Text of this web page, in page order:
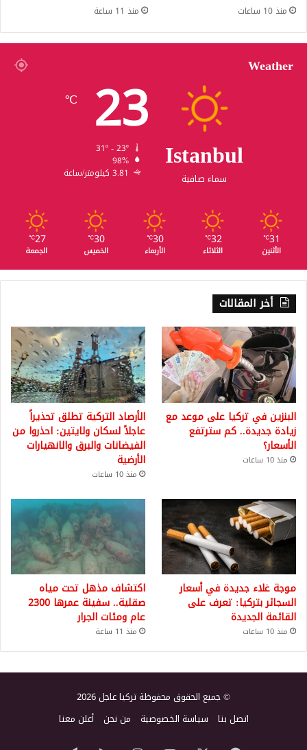
منذ 10 ساعات منذ 11 ساعة
Weather
Istanbul
سماء صافية
23
℃
98%
3.81 كيلومتر/ساعة
31
℃
الأثنين
32
℃
الثلاثاء
30
℃
الأربعاء
30
℃
الخميس
27
℃
الجمعة
أخر المقالات
البنزين في تركيا على موعد مع
زيادة جديدة.. كم سترتفع
الأسعار؟
منذ 10 ساعات
الأرصاد التركية تطلق تحذيراً
عاجلاً لسكان ولايتين: احذروا من
الفيضانات والبرق والانهيارات
الأرضية
منذ 10 ساعات
موجة غلاء جديدة في أسعار
السجائر بتركيا: تعرف على
القائمة الجديدة
منذ 10 ساعات
اكتشاف مذهل تحت مياه
صقلية.. سفينة عمرها 2300
عام ومئات الجرار
منذ 11 ساعة
© جميع الحقوق محفوظة تركيا عاجل 2026
اتصل بنا سياسة الخصوصية من نحن أعلن معنا